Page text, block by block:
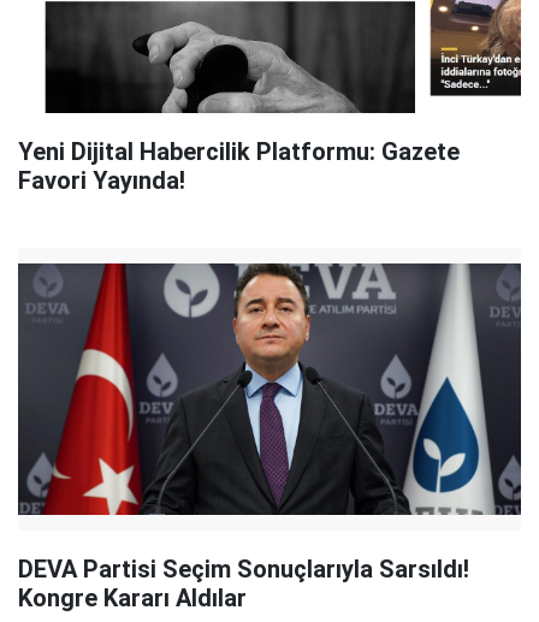
Yeni Dijital Habercilik Platformu: Gazete
Favori Yayında!
DEVA Partisi Seçim Sonuçlarıyla Sarsıldı!
Kongre Kararı Aldılar